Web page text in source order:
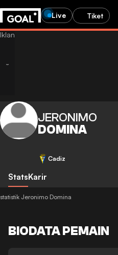
Live Tiket
JERONIMO
DOMINA
Cadiz
StatsKarir
statistik Jeronimo Domina
BIODATA PEMAIN